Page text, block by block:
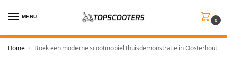
MENU
0
Home / Boek een moderne scootmobiel thuisdemonstratie in Oosterhout